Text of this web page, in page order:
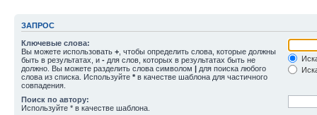
ЗАПРОС
Ключевые слова:
Вы можете использовать + , чтобы определить слова, которые должны
быть в результатах, и - для слов, которых в результатах быть не
должно. Вы можете разделить слова символом | для поиска любого
слова из списка. Используйте * в качестве шаблона для частичного
совпадения.
Поиск по автору:
Используйте * в качестве шаблона.